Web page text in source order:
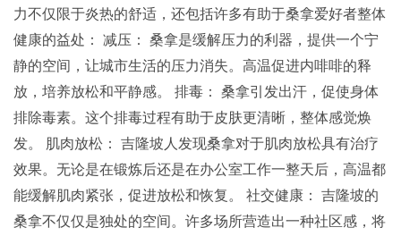
力不仅限于炎热的舒适，还包括许多有助于桑拿爱好者整体
健康的益处： 减压： 桑拿是缓解压力的利器，提供一个宁
静的空间，让城市生活的压力消失。高温促进内啡啡的释
放，培养放松和平静感。 排毒： 桑拿引发出汗，促使身体
排除毒素。这个排毒过程有助于皮肤更清晰，整体感觉焕
发。 肌肉放松： 吉隆坡人发现桑拿对于肌肉放松具有治疗
效果。无论是在锻炼后还是在办公室工作一整天后，高温都
能缓解肌肉紧张，促进放松和恢复。 社交健康： 吉隆坡的
桑拿不仅仅是独处的空间。许多场所营造出一种社区感，将